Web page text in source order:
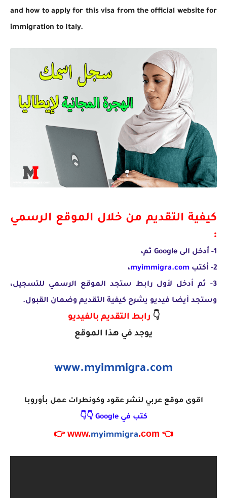
and how to apply for this visa from the official website for
immigration to Italy.
كيفية التقديم من خلال الموقع الرسمي
:
1- أدخل الى Google ثم،
2- أكتب
myimmigra.com،
3- ثم أدخل لأول رابط ستجد الموقع الرسمي للتسجيل،
وستجد أيضا فيديو يشرح كيفية التقديم وضمان القبول.
👇 رابط التقديم بالفيديو
يوجد في هذا الموقع
www.myimmigra.com
اقوى موقع عربي لنشر عقود وكونطرات عمل بأوروبا
كتب في Google 👇👇
👈 www.
myimmigra.com 👉